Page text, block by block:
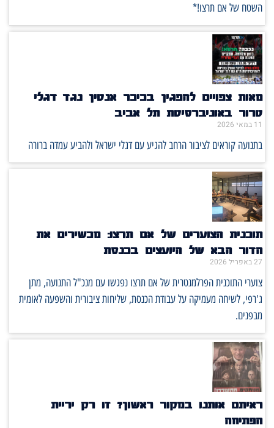
השטח של אם תרצו!*
מאות צפויים להפגין בכיכר אנטין נגד דגלי
טרור באוניברסיטת תל אביב
11 במאי 2026
בתנועה קוראים לציבור הרחב להגיע עם דגלי ישראל ולהביע עמדה ברורה
תוכנית הצוערים של אם תרצו: מכשירים את
הדור הבא של היועצים בכנסת
27 באפריל 2026
צוערי התוכנית הפרלמנטרית של אם תרצו נפגשו עם מנכ"ל התנועה, מתן
ג'רפי, לשיחה מעמיקה על עבודת הכנסת, שליחות ציבורית והשפעה לאומית
מבפנים.
ראיתם אותנו במקור ראשון? זו רק יריית
הפתיחה